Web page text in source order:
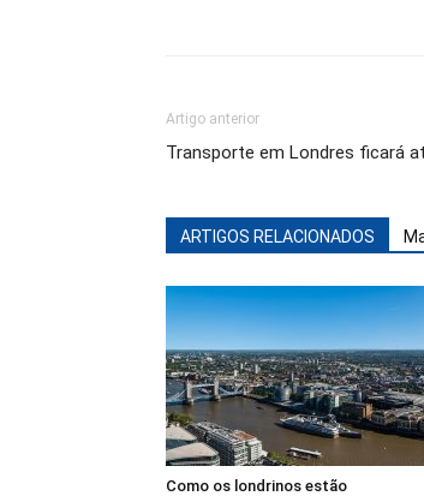
Artigo anterior
Transporte em Londres ficará
ARTIGOS RELACIONADOS
Como os londrinos estão